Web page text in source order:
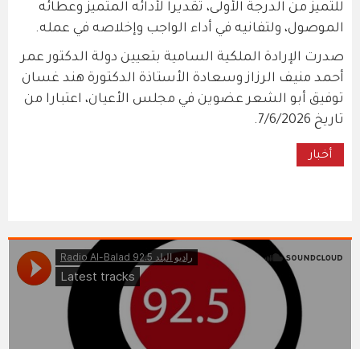
للتميز من الدرجة الأولى، تقديرا لأدائه المتميز وعطائه
الموصول، ولتفانيه في أداء الواجب وإخلاصه في عمله.
صدرت الإرادة الملكية السامية بتعيين دولة الدكتور عمر
أحمد منيف الرزاز وسعادة الأستاذة الدكتورة هند غسان
توفيق أبو الشعر عضوين في مجلس الأعيان، اعتبارا من
تاريخ 7/6/2026.
أخبار